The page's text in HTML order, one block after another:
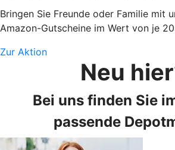
Bringen Sie Freunde oder Familie mit
Amazon-Gutscheine im Wert von je
Zur Aktion
Neu
Bei uns finden Sie
passende